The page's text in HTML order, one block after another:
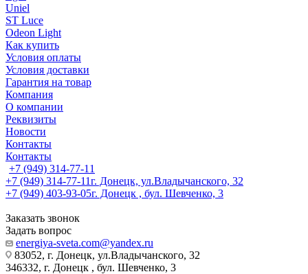
Uniel
ST Luce
Odeon Light
Как купить
Условия оплаты
Условия доставки
Гарантия на товар
Компания
О компании
Реквизиты
Новости
Контакты
Контакты
+7 (949) 314-77-11
+7 (949) 314-77-11г. Донецк, ул.Владычанского, 32
+7 (949) 403-93-05г. Донецк , бул. Шевченко, 3
Заказать звонок
Задать вопрос
energiya-sveta.com@yandex.ru
83052, г. Донецк, ул.Владычанского, 32
346332, г. Донецк , бул. Шевченко, 3